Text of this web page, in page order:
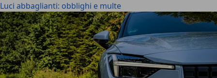
Luci abbaglianti: obblighi e multe